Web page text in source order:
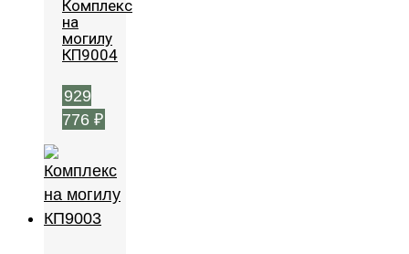
Комплекс
на
могилу
КП9004
929
776 ₽